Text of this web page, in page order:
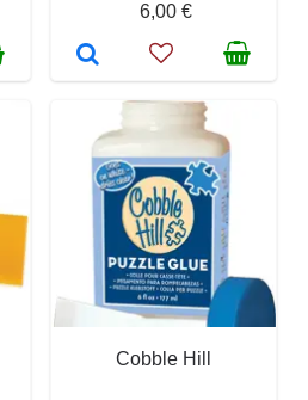
6,00 €
Cobble Hill